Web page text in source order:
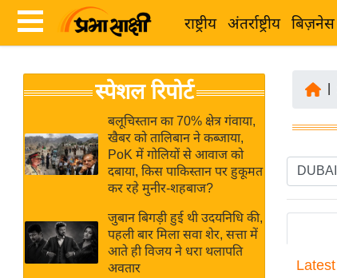
राष्ट्रीय अंतर्राष्ट्रीय बिज़नेस
News
Hindi
Hindi
Live
ब
र
अंतर्राष्ट्रीय
बिज़नेस
उद्योग
स्पेशल रिपोर्ट
बलूचिस्तान का 70% क्षेत्र गंवाया,
खैबर को तालिबान ने कब्जाया,
PoK में गोलियों से आवाज को
दबाया, किस पाकिस्तान पर हुकूमत
कर रहे मुनीर-शहबाज?
जुबान बिगड़ी हुई थी उदयनिधि की,
पहली बार मिला सवा शेर, सत्ता में
आते ही विजय ने धरा थलापति
अवतार
Latest